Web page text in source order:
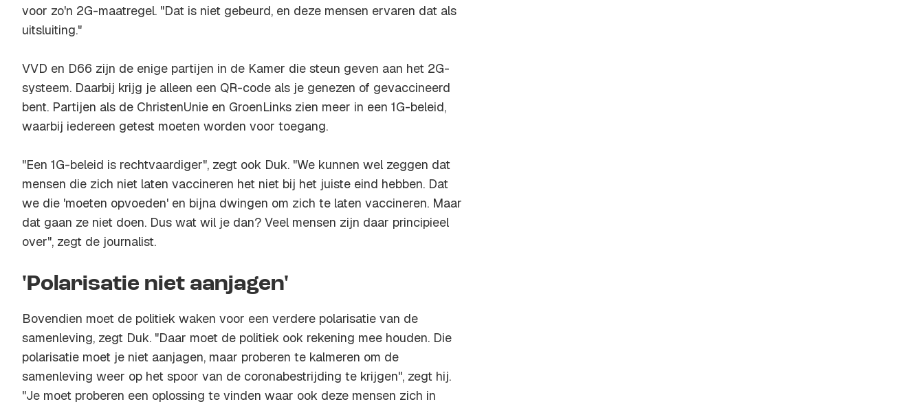
voor zo'n 2G-maatregel. "Dat is niet gebeurd, en deze mensen ervaren dat als
uitsluiting."
VVD en D66 zijn de enige partijen in de Kamer die steun geven aan het 2G-
systeem. Daarbij krijg je alleen een QR-code als je genezen of gevaccineerd
bent. Partijen als de ChristenUnie en GroenLinks zien meer in een 1G-beleid,
waarbij iedereen getest moeten worden voor toegang.
"Een 1G-beleid is rechtvaardiger", zegt ook Duk. "We kunnen wel zeggen dat
mensen die zich niet laten vaccineren het niet bij het juiste eind hebben. Dat
we die 'moeten opvoeden' en bijna dwingen om zich te laten vaccineren. Maar
dat gaan ze niet doen. Dus wat wil je dan? Veel mensen zijn daar principieel
over", zegt de journalist.
'Polarisatie niet aanjagen'
Bovendien moet de politiek waken voor een verdere polarisatie van de
samenleving, zegt Duk. "Daar moet de politiek ook rekening mee houden. Die
polarisatie moet je niet aanjagen, maar proberen te kalmeren om de
samenleving weer op het spoor van de coronabestrijding te krijgen", zegt hij.
"Je moet proberen een oplossing te vinden waar ook deze mensen zich in